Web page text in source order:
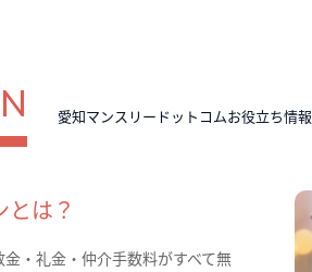
愛知マンスリードットコムお役立ち情報
は？
・礼金・仲介手数料がすべて無